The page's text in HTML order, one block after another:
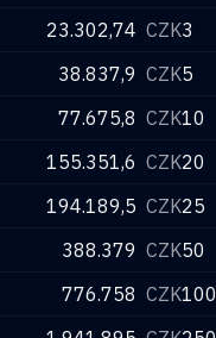
23.302,74 CZK
38.837,9 CZK
77.675,8 CZK
155.351,6 CZK
194.189,5 CZK
388.379 CZK
776.758 CZK
3
5
10
20
25
50
100